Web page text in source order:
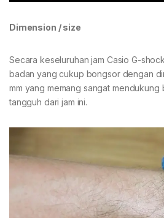
Dimension / size
Secara keseluruhan jam Casio G-
badan yang cukup bongsor dengan
mm yang memang sangat
tangguh dari jam ini.